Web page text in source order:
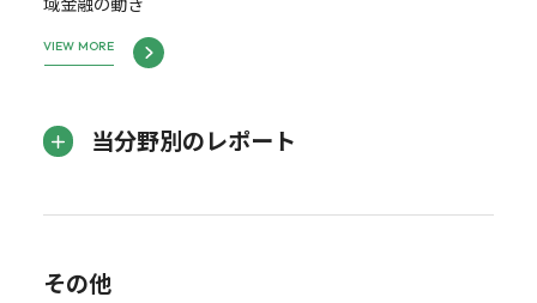
VIEW MORE
当分野別のレポート
その他